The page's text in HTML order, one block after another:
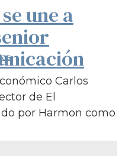
une a
Carlos
de El
por Harmon como